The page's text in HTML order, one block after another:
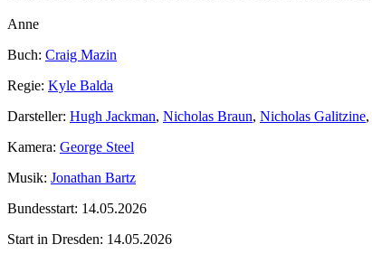
Anne
Buch: Craig Mazin
Regie: Kyle Balda
Darsteller: Hugh Jackman, Nicholas Braun, Nicholas Galitzine,
Kamera: George Steel
Musik: Jonathan Bartz
Bundesstart: 14.05.2026
Start in Dresden: 14.05.2026